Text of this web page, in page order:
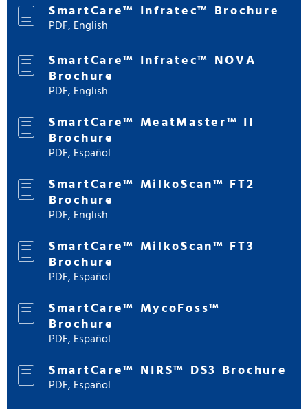
SmartCare™ Infratec™ Brochure
PDF, English
SmartCare™ Infratec™ NOVA
Brochure
PDF, English
SmartCare™ MeatMaster™ II
Brochure
PDF, Español
SmartCare™ MilkoScan™ FT2
Brochure
PDF, English
SmartCare™ MilkoScan™ FT3
Brochure
PDF, Español
SmartCare™ MycoFoss™
Brochure
PDF, Español
SmartCare™ NIRS™ DS3 Brochure
PDF, Español